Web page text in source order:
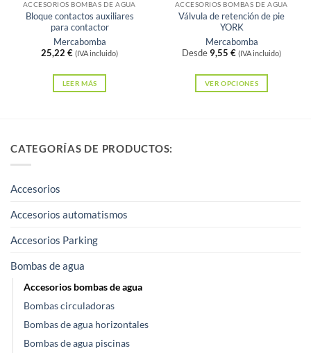
ACCESORIOS BOMBAS DE AGUA
Bloque contactos auxiliares
para contactor
Mercabomba
25,22 € (IVA incluido)
LEER MÁS
ACCESORIOS BOMBAS DE AGUA
Válvula de retención de pie
YORK
Mercabomba
Desde9,55 € (IVA incluido)
VER OPCIONES
CATEGORÍAS DE PRODUCTOS:
Accesorios
Accesorios automatismos
Accesorios Parking
Bombas de agua
Accesorios bombas de agua
Bombas circuladoras
Bombas de agua horizontales
Bombas de agua piscinas